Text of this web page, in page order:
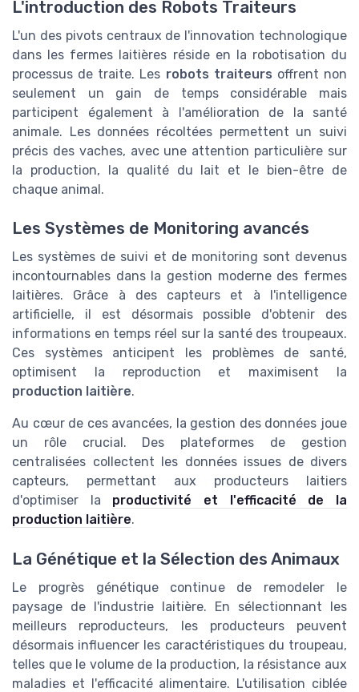
L'introduction des Robots Traiteurs
L'un des pivots centraux de l'innovation technologique
dans les fermes laitières réside en la robotisation du
processus de traite. Les robots traiteurs offrent non
seulement un gain de temps considérable mais
participent également à l'amélioration de la santé
animale. Les données récoltées permettent un suivi
précis des vaches, avec une attention particulière sur
la production, la qualité du lait et le bien-être de
chaque animal.
Les Systèmes de Monitoring avancés
Les systèmes de suivi et de monitoring sont devenus
incontournables dans la gestion moderne des fermes
laitières. Grâce à des capteurs et à l'intelligence
artificielle, il est désormais possible d'obtenir des
informations en temps réel sur la santé des troupeaux.
Ces systèmes anticipent les problèmes de santé,
optimisent la reproduction et maximisent la
production laitière.
Au cœur de ces avancées, la gestion des données joue
un rôle crucial. Des plateformes de gestion
centralisées collectent les données issues de divers
capteurs, permettant aux producteurs laitiers
d'optimiser la productivité et l'efficacité de la
production laitière.
La Génétique et la Sélection des Animaux
Le progrès génétique continue de remodeler le
paysage de l'industrie laitière. En sélectionnant les
meilleurs reproducteurs, les producteurs peuvent
désormais influencer les caractéristiques du troupeau,
telles que le volume de la production, la résistance aux
maladies et l'efficacité alimentaire. L'utilisation ciblée